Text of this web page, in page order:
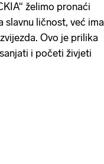
želimo pronaći
slavnu ličnost, već ima
Ovo je prilika
i početi živjeti